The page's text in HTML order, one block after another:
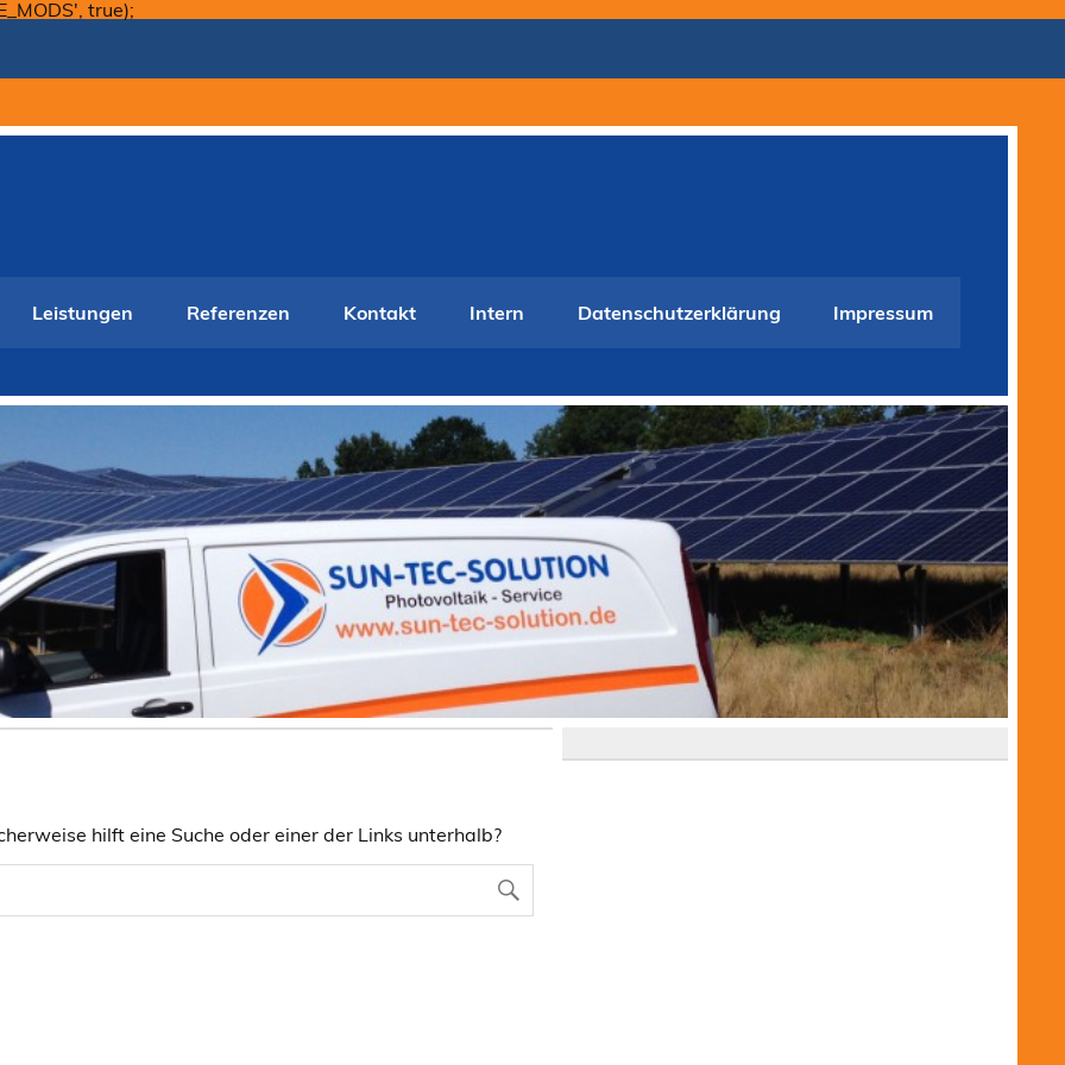
true);
Leistungen Referenzen Kontakt Intern Datenschutzerklärung Impressum
hilft eine Suche oder einer der Links unterhalb?